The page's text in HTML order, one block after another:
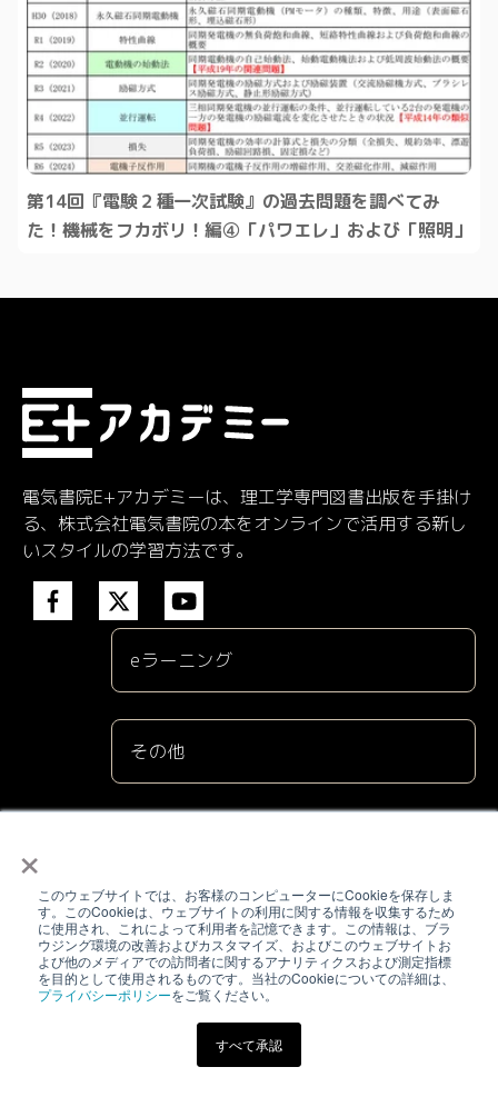
×
このウェブサイトでは、お客様のコンピューターにCookieを保存しま
す。このCookieは、ウェブサイトの利用に関する情報を収集するため
に使用され、これによって利用者を記憶できます。この情報は、ブラ
ウジング環境の改善およびカスタマイズ、およびこのウェブサイトお
よび他のメディアでの訪問者に関するアナリティクスおよび測定指標
を目的として使用されるものです。当社のCookieについての詳細は、
プライバシーポリシーをご覧ください。
すべて承認
第14回『電験２種一次試験』の過去問題を調べてみ
た！機械をフカボリ！編④「パワエレ」および「照明」
電気書院E+アカデミーは、理工学専門図書出版を手掛け
る、株式会社電気書院の本をオンラインで活用する新し
いスタイルの学習方法です。
eラーニング
その他
（03）5259-9160
academy@denkisyoin.co.jp
東京都千代田区神田神保町1-3 ミヤタビル2F
Copyright © 2023 Denkishoin All Rights Reserved.